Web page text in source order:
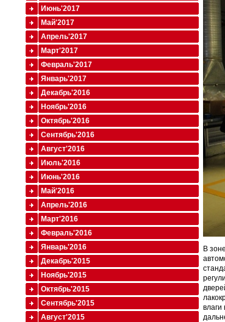
В
влаги
Июнь'2017
Май'2017
Апрель'2017
Март'2017
Февраль'2017
Январь'2017
Декабрь'2016
Ноябрь'2016
Октябрь'2016
Сентябрь'2016
Август'2016
Июль'2016
Июнь'2016
Май'2016
Апрель'2016
Март'2016
Февраль'2016
Январь'2016
Декабрь'2015
Ноябрь'2015
Октябрь'2015
Сентябрь'2015
Август'2015